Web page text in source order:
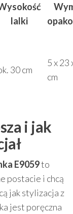
lalki
30 cm
5 x 23
cm
i jak
E9059to
postacie i chcą
jak stylizacja z
jest poręczna